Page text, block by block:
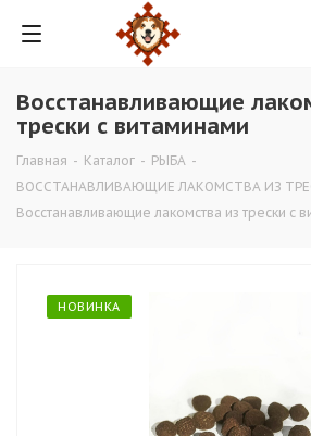
Восстанавливающие
трески с витаминами
Главная - Каталог - РЫБА -
ВОССТАНАВЛИВАЮЩИЕ ЛАКОМСТВА ИЗ
Восстанавливающие лакомства из трески с
НОВИНКА